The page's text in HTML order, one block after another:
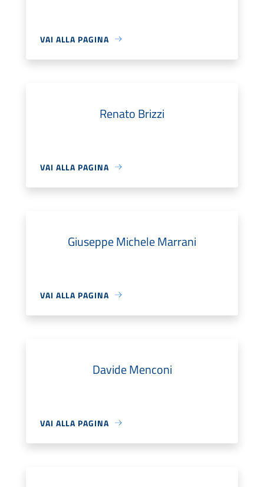
VAI ALLA PAGINA
Renato Brizzi
VAI ALLA PAGINA
Giuseppe Michele Marrani
VAI ALLA PAGINA
Davide Menconi
VAI ALLA PAGINA